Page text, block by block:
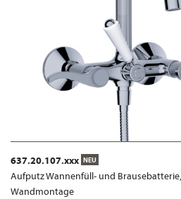
637.20.107.xxx NEU
Aufputz Wannenfüll- und
Wandmontage